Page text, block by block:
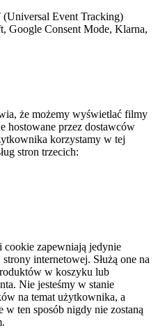
Event Tracking)
Google Consent Mode, Klarna,
że możemy wyświetlać filmy
hostowane przez dostawców
korzystamy w tej
stron trzecich:
cookie zapewniają jedynie
internetowej. Służą one na
w koszyku lub
Nie jesteśmy w stanie
na temat użytkownika, a
w ten sposób nigdy nie zostaną